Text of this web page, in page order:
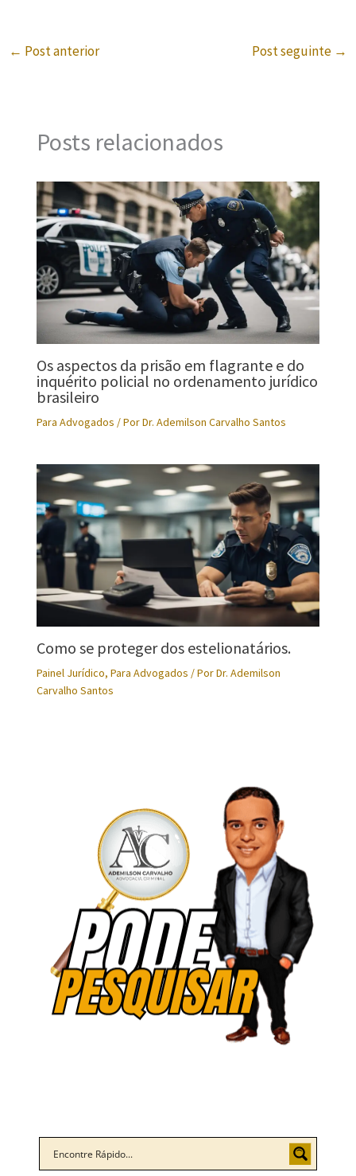
← Post anterior Post seguinte →
Posts relacionados
Os aspectos da prisão em flagrante e do
inquérito policial no ordenamento jurídico
brasileiro
Para Advogados / PorDr. Ademilson Carvalho Santos
Como se proteger dos estelionatários.
Painel Jurídico, Para Advogados / PorDr. Ademilson
Carvalho Santos